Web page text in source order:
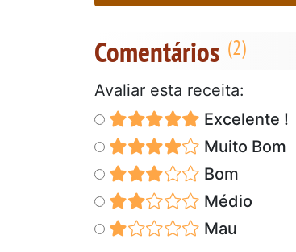
Comentários
Avaliar esta receita:
Excelente !
Muito Bom
Bom
Médio
Mau